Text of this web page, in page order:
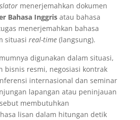
menerjemahkan dokumen
Bahasa Inggrisatau bahasa
menerjemahkan bahasa
situasi real-time(langsung).
digunakan dalam situasi,
bisnis resmi, negosiasi kontrak
internasional dan seminar
lapangan atau peninjauan
membutuhkan
lisan dalam hitungan detik